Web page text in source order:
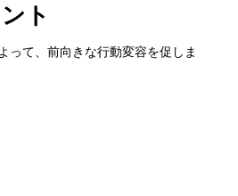
ト
って、前向きな行動変容を促しま